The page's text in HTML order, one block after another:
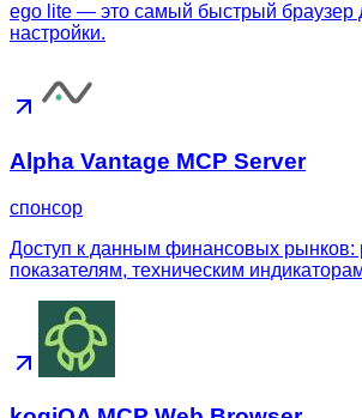
ego lite — это самый быстрый браузер
настройки.
Alpha Vantage MCP Server
спонсор
Доступ к данным финансовых рынков:
показателям, техническим